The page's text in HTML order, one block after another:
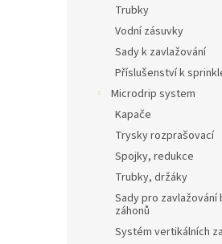
Trubky
Vodní zásuvky
Sady k zavlažování
Příslušenství k
Microdrip system
Kapače
Trysky rozprašovací
Spojky, redukce
Trubky, držáky
Sady pro zavlažování
záhonů
Systém vertikálních